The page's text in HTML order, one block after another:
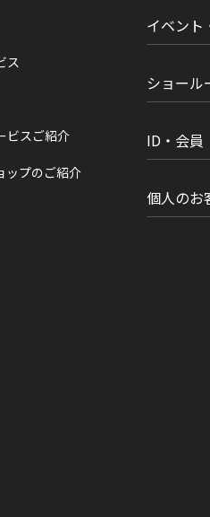
ス
ビスご紹介
ップのご紹介
イベント
ショール
ID・会員
個人のお